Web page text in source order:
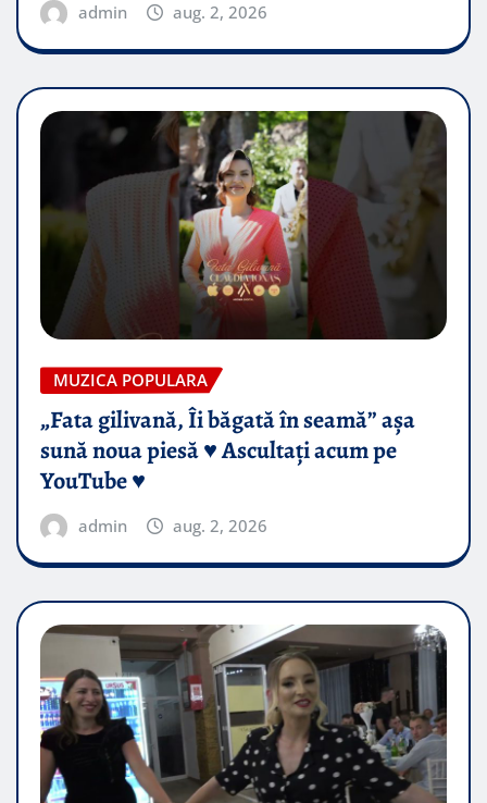
admin aug. 2, 2026
MUZICA POPULARA
„Fata gilivană, Îi băgată în seamă” așa
sună noua piesă ♥️ Ascultați acum pe
YouTube ♥️
admin aug. 2, 2026